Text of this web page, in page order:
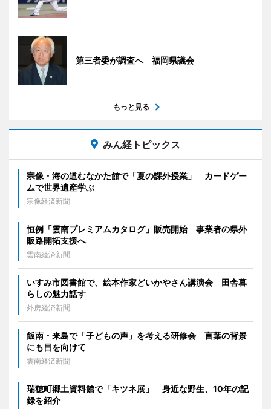
第三者委が調査へ 福岡県議会
もっと見る
みん経トピックス
宗像・海の道むなかた館で「夏の課外授業」 カードゲー
ムで世界遺産学ぶ
宗像経済新聞
恒例「雲南プレミアムカタログ」販売開始 事業者の県外
販路開拓支援へ
雲南経済新聞
いすみ市図書館で、絵本作家どいかやさん講演会 田舎暮
らしの魅力話す
外房経済新聞
飯南・来島で「子どもの声」を考える研修会 言葉の背景
にも目を向けて
雲南経済新聞
瑞穂町郷土資料館で「キツネ展」 身近な野生、10年の記
録を紹介